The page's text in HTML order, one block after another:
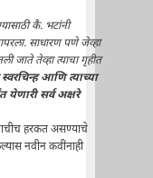
कै. भटांनी
साधारण पणे जेव्हा
जाते तेव्हा त्याचा गृहीत
आणि त्याच्या
येणारी सर्व अक्षरे
हरकत असण्याचे
नवीन कवींनाही